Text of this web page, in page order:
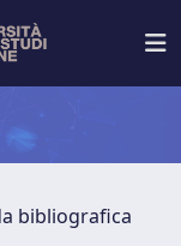
bibliografica